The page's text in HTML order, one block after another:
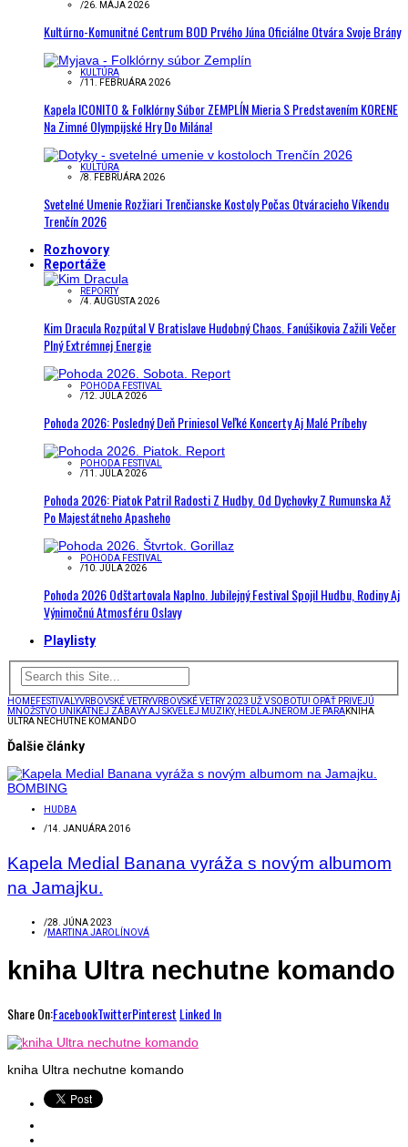
/26. MÁJA 2026
Kultúrno-Komunitné Centrum BOD Prvého Júna Oficiálne Otvára Svoje Brány
KULTÚRA
/11. FEBRUÁRA 2026
Kapela ICONITO & Folklórny Súbor ZEMPLÍN Mieria S Predstavením KORENE
Na Zimné Olympijské Hry Do Milána!
KULTÚRA
/8. FEBRUÁRA 2026
Svetelné Umenie Rozžiari Trenčianske Kostoly Počas Otváracieho Víkendu
Trenčín 2026
Rozhovory
Reportáže
REPORTY
/4. AUGUSTA 2026
Kim Dracula Rozpútal V Bratislave Hudobný Chaos. Fanúšikovia Zažili Večer
Plný Extrémnej Energie
POHODA FESTIVAL
/12. JÚLA 2026
Pohoda 2026: Posledný Deň Priniesol Veľké Koncerty Aj Malé Príbehy
POHODA FESTIVAL
/11. JÚLA 2026
Pohoda 2026: Piatok Patril Radosti Z Hudby. Od Dychovky Z Rumunska Až
Po Majestátneho Apasheho
POHODA FESTIVAL
/10. JÚLA 2026
Pohoda 2026 Odštartovala Naplno. Jubilejný Festival Spojil Hudbu, Rodiny Aj
Výnimočnú Atmosféru Oslavy
Playlisty
HOMEFESTIVALYVRBOVSKÉ VETRYVRBOVSKÉ VETRY 2023 UŽ V SOBOTU! OPÄŤ PRIVEJÚ
MNOŽSTVO UNIKÁTNEJ ZÁBAVY AJ SKVELEJ MUZIKY, HEDLAJNEROM JE PARAKNIHA
ULTRA NECHUTNE KOMANDO
Ďalšie články
HUDBA
/14. JANUÁRA 2016
Kapela Medial Banana vyráža s novým albumom
na Jamajku.
/28. JÚNA 2023
/MARTINA JAROLÍNOVÁ
kniha Ultra nechutne komando
Share On:FacebookTwitterPinterest Linked In
kniha Ultra nechutne komando